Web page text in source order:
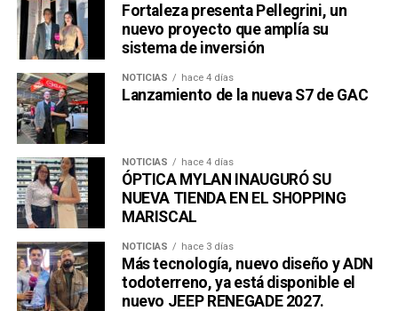
Fortaleza presenta Pellegrini, un
nuevo proyecto que amplía su
sistema de inversión
NOTICIAS hace 4 días
Lanzamiento de la nueva S7 de GAC
NOTICIAS hace 4 días
ÓPTICA MYLAN INAUGURÓ SU
NUEVA TIENDA EN EL SHOPPING
MARISCAL
NOTICIAS hace 3 días
Más tecnología, nuevo diseño y ADN
todoterreno, ya está disponible el
nuevo JEEP RENEGADE 2027.